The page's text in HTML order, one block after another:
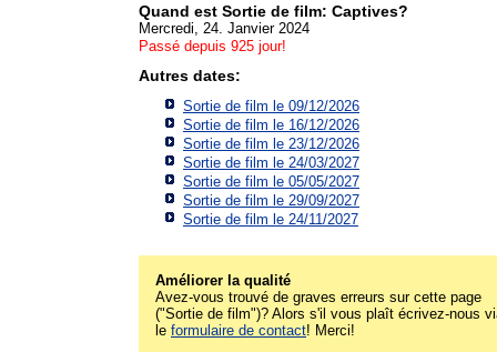
Quand est Sortie de film: Captives?
Mercredi, 24. Janvier 2024
Passé depuis 925 jour!
Autres dates:
Sortie de film le 09/12/2026
Sortie de film le 16/12/2026
Sortie de film le 23/12/2026
Sortie de film le 24/03/2027
Sortie de film le 05/05/2027
Sortie de film le 29/09/2027
Sortie de film le 24/11/2027
Améliorer la qualité
Avez-vous trouvé de graves erreurs sur cette page
("Sortie de film")? Alors s'il vous plaît écrivez-nous
le formulaire de contact! Merci!